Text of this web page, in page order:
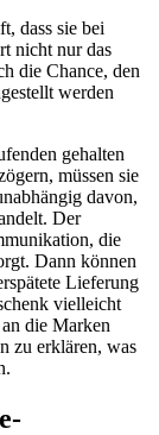
dass sie bei
nicht nur das
die Chance, den
werden
gehalten
müssen sie
davon,
Der
die
Dann können
Lieferung
vielleicht
die Marken
zu erklären, was